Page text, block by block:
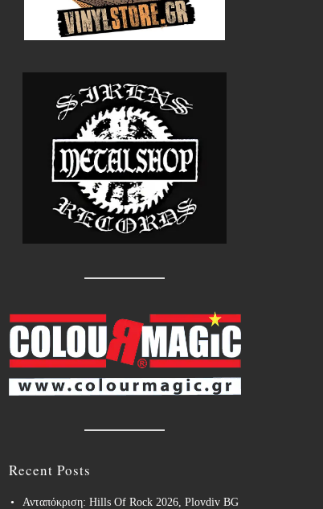
Recent Posts
Ανταπόκριση: Hills Of Rock 2026, Plovdiv BG